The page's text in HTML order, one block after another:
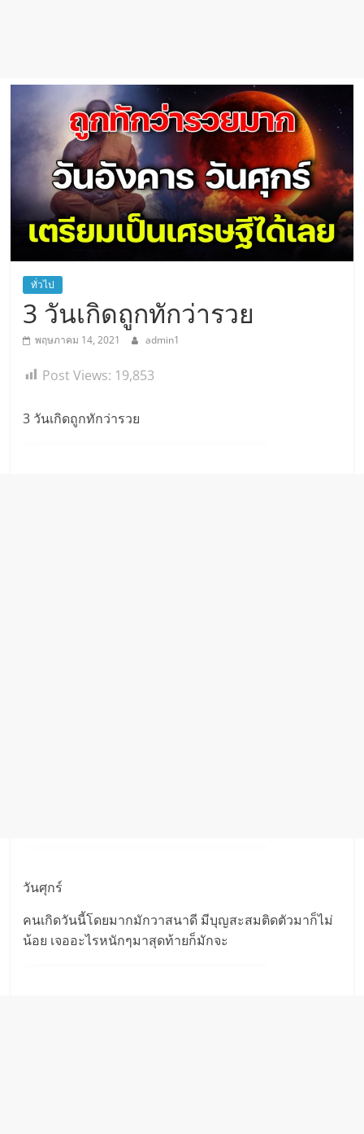
ทั่วไป
3 วันเกิดถูกทักว่ารวย
พฤษภาคม 14, 2021 admin1
Post Views: 19,853
3 วันเกิดถูกทักว่ารวย
วันศุกร์
คนเกิดวันนี้โดยมากมักวาสนาดี มีบุญสะสมติดตัวมาก็ไม่
น้อย เจออะไรหนักๆมาสุดท้ายก็มักจะ